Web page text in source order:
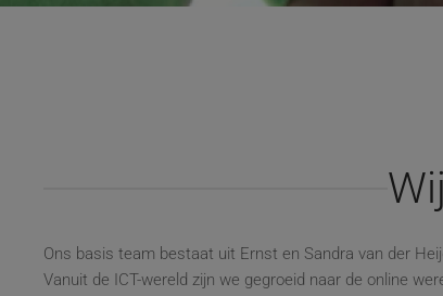
Ons basis team bestaat uit Ernst en Sandra van der
Vanuit de ICT-wereld zijn we gegroeid naar de online